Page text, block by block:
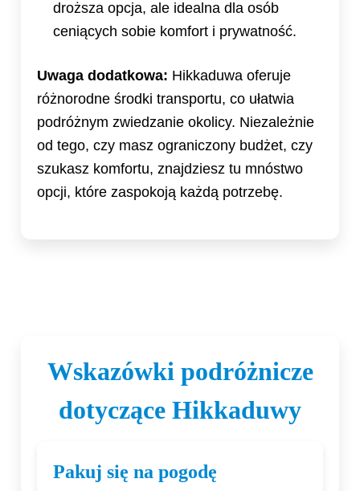
droższa opcja, ale idealna dla osób
ceniących sobie komfort i prywatność.
Uwaga dodatkowa: Hikkaduwa oferuje
różnorodne środki transportu, co ułatwia
podróżnym zwiedzanie okolicy. Niezależnie
od tego, czy masz ograniczony budżet, czy
szukasz komfortu, znajdziesz tu mnóstwo
opcji, które zaspokoją każdą potrzebę.
Wskazówki podróżnicze
dotyczące Hikkaduwy
Pakuj się na pogodę